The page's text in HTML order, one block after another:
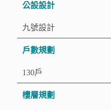
公設設計
九號設計
戶數規劃
130戶
樓層規劃